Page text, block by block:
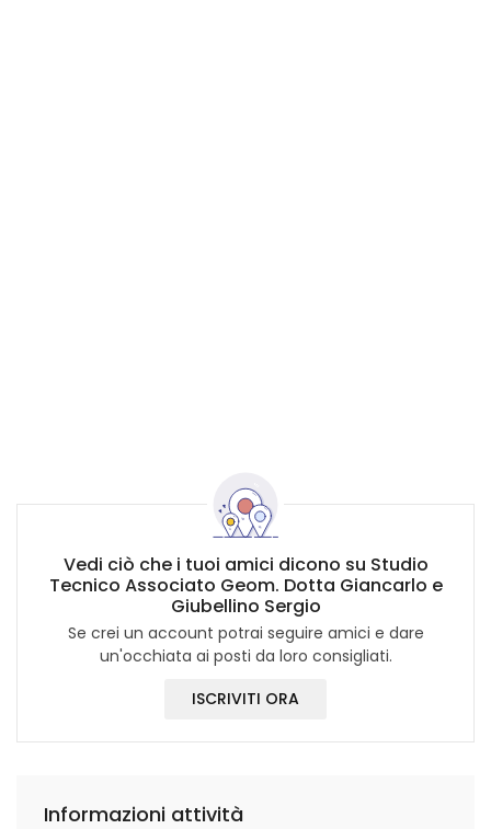
Vedi ciò che i tuoi amici dicono su Studio
Tecnico Associato Geom. Dotta Giancarlo e
Giubellino Sergio
Se crei un account potrai seguire amici e dare
un'occhiata ai posti da loro consigliati.
ISCRIVITI ORA
Informazioni attività